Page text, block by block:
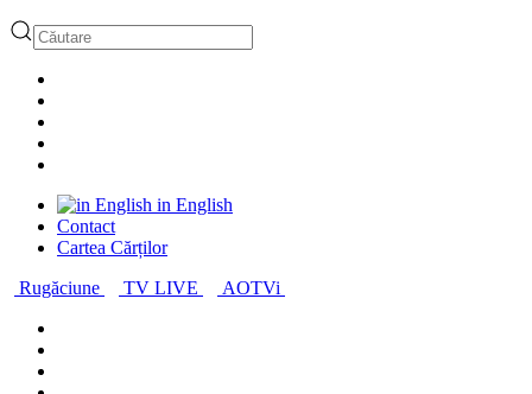
in English
Contact
Cartea Cărților
Rugăciune
TV LIVE AOTVi